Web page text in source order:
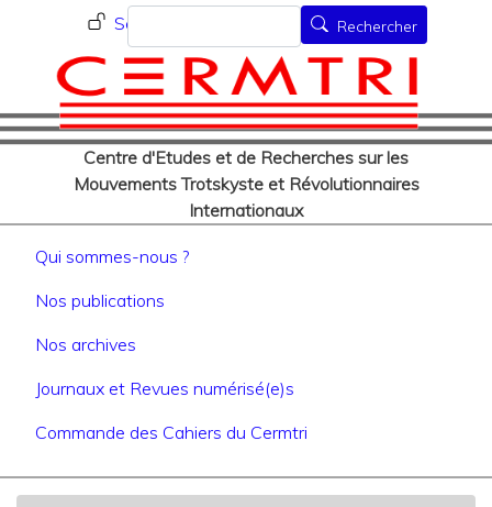
au
contenu
principal
Menu du compte de
Se connecter
Centre d'Etudes et de Recherches sur les
Mouvements Trotskyste et Révolutionnaires
Internationaux
Rechercher Rechercher
Navigation principale
Qui sommes-nous ?
Nos publications
Nos archives
Journaux et Revues numérisé(e)s
Commande des Cahiers du Cermtri